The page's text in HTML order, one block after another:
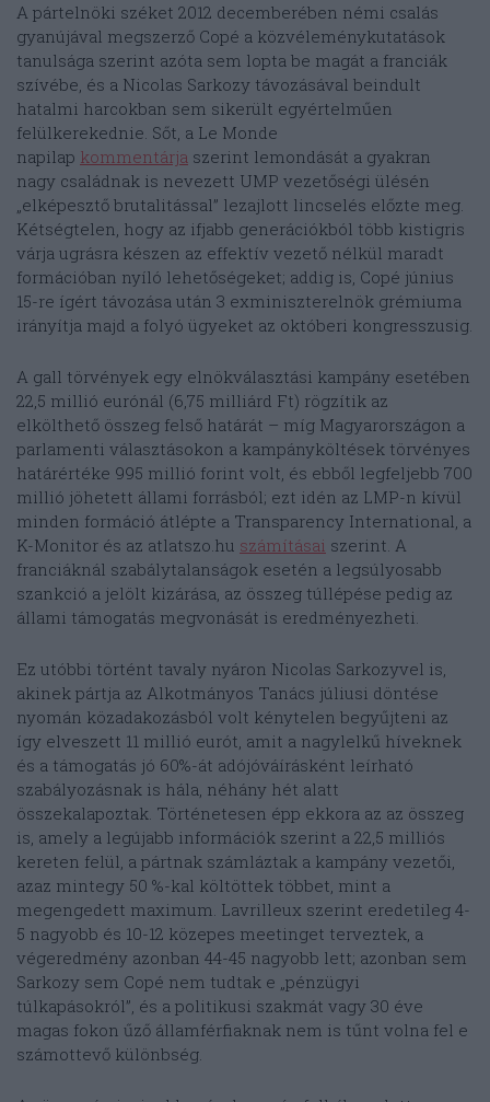
A pártelnöki széket 2012 decemberében némi csalás
gyanújával megszerző Copé a közvéleménykutatások
tanulsága szerint azóta sem lopta be magát a franciák
szívébe, és a Nicolas Sarkozy távozásával beindult
hatalmi harcokban sem sikerült egyértelműen
felülkerekednie. Sőt, a Le Monde
napilap kommentárja szerint lemondását a gyakran
nagy családnak is nevezett UMP vezetőségi ülésén
„elképesztő brutalitással” lezajlott lincselés előzte meg.
Kétségtelen, hogy az ifjabb generációkból több kistigris
várja ugrásra készen az effektív vezető nélkül maradt
formációban nyíló lehetőségeket; addig is, Copé június
15-re ígért távozása után 3 exminiszterelnök grémiuma
irányítja majd a folyó ügyeket az októberi kongresszusig.
A gall törvények egy elnökválasztási kampány esetében
22,5 millió eurónál (6,75 milliárd Ft) rögzítik az
elkölthető összeg felső határát – míg Magyarországon a
parlamenti választásokon a kampányköltések törvényes
határértéke 995 millió forint volt, és ebből legfeljebb 700
millió jöhetett állami forrásból; ezt idén az LMP-n kívül
minden formáció átlépte a Transparency International, a
K-Monitor és az atlatszo.hu számításai szerint. A
franciáknál szabálytalanságok esetén a legsúlyosabb
szankció a jelölt kizárása, az összeg túllépése pedig az
állami támogatás megvonását is eredményezheti.
Ez utóbbi történt tavaly nyáron Nicolas Sarkozyvel is,
akinek pártja az Alkotmányos Tanács júliusi döntése
nyomán közadakozásból volt kénytelen begyűjteni az
így elveszett 11 millió eurót, amit a nagylelkű híveknek
és a támogatás jó 60%-át adójóváírásként leírható
szabályozásnak is hála, néhány hét alatt
összekalapoztak. Történetesen épp ekkora az az összeg
is, amely a legújabb információk szerint a 22,5 milliós
kereten felül, a pártnak számláztak a kampány vezetői,
azaz mintegy 50 %-kal költöttek többet, mint a
megengedett maximum. Lavrilleux szerint eredetileg 4-
5 nagyobb és 10-12 közepes meetinget terveztek, a
végeredmény azonban 44-45 nagyobb lett; azonban sem
Sarkozy sem Copé nem tudtak e „pénzügyi
túlkapásokról”, és a politikusi szakmát vagy 30 éve
magas fokon űző államférfiaknak nem is tűnt volna fel e
számottevő különbség.